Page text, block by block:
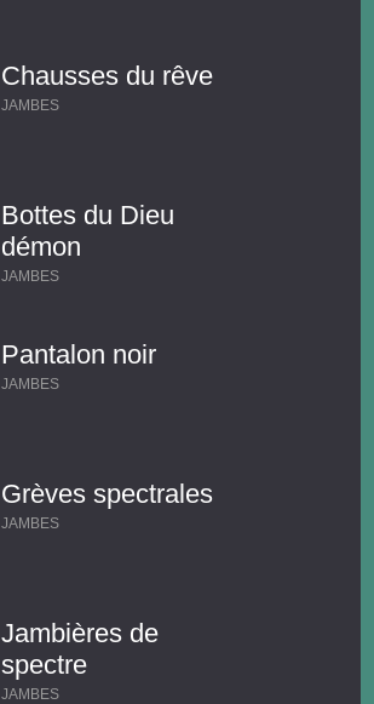
Chausses du rêve
JAMBES
Bottes du Dieu
démon
JAMBES
Pantalon noir
JAMBES
Grèves spectrales
JAMBES
Jambières de
spectre
JAMBES